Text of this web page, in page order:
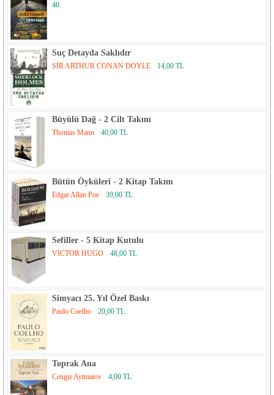
40
Suç Detayda Saklıdır
SİR ARTHUR CONAN DOYLE 14,00 TL
Büyülü Dağ - 2 Cilt Takım
Thomas Mann 40,00 TL
Bütün Öyküleri - 2 Kitap Takım
Edgar Allan Poe 39,00 TL
Sefiller - 5 Kitap Kutulu
VİCTOR HUGO 48,00 TL
Simyacı 25. Yıl Özel Baskı
Paulo Coelho 20,00 TL
Toprak Ana
Cengiz Aytmatov 4,00 TL